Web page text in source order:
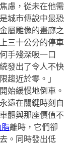
慮，從未在他需
城市傳說中最恐
屬雕像的畫廊之
三十公分的停車
手殘深吸一口
發出了令人不快
趨近於零。」
始緩慢地倒車。
遠在關鍵時刻自
體與那座價值不
離時，它們卻
。同時發出低